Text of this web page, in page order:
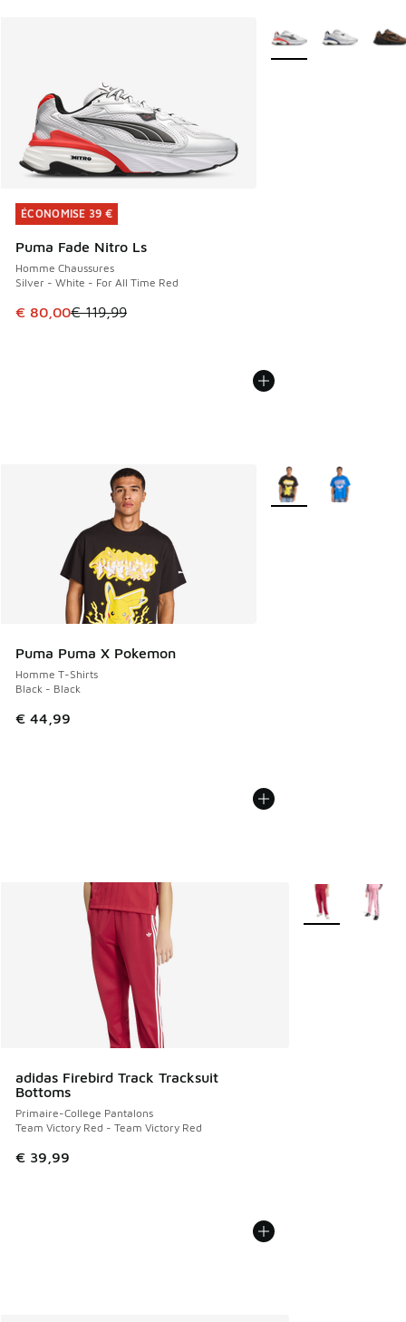
ÉCONOMISE 39 €
Puma Fade Nitro Ls
Homme Chaussures
Silver - White - For All Time Red
Cet article est en promotion. Prix en baisse de € 119,99 à
€ 80,00€ 119,99
ÉCONOMISE 39 €
Plus de couleurs
Puma Puma X Pokemon
Homme T-Shirts
Black - Black
€ 44,99
Plus de couleurs
adidas Firebird Track Tracksuit
Bottoms
Primaire-College Pantalons
Team Victory Red - Team Victory Red
€ 39,99
Plus de couleurs